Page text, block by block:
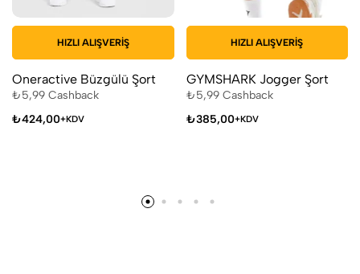
HIZLI ALIŞVERIŞ
Oneractive Büzgülü Şort
₺5,99 Cashback
₺424,00+KDV
HIZLI ALIŞVERIŞ
GYMSHARK Jogger Şort
₺5,99Cashback
₺385,00+KDV